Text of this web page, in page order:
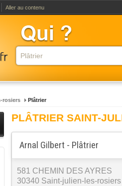
Aller au contenu
rosiers Plâtrier
PLÂTRIER SAINT-
Arnal Gilbert - Plâtrier
581 CHEMIN DES AYRES
30340 Saint-julien-les-rosiers